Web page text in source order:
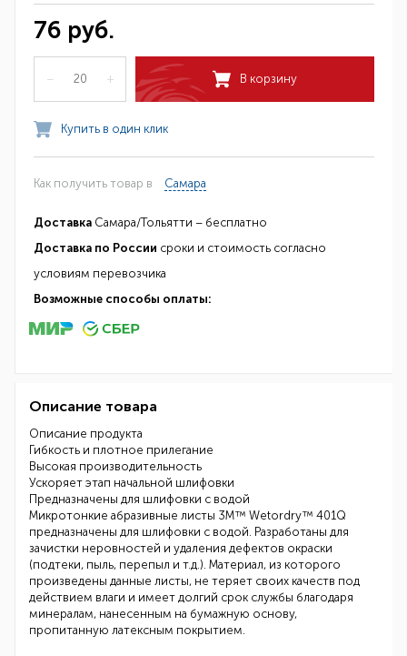
76 руб.
– + В корзину
Купить в один клик
Как получить товар в Самара
Доставка Самара/Тольятти – бесплатно
Доставка по России сроки и стоимость согласно
условиям перевозчика
Возможные способы оплаты:
Описание товара
Описание продукта
Гибкость и плотное прилегание
Высокая производительность
Ускоряет этап начальной шлифовки
Предназначены для шлифовки с водой
Микротонкие абразивные листы 3M™ Wetordry™ 401Q
предназначены для шлифовки с водой. Разработаны для
зачистки неровностей и удаления дефектов окраски
(подтеки, пыль, перепыл и т.д.). Материал, из которого
произведены данные листы, не теряет своих качеств под
действием влаги и имеет долгий срок службы благодаря
минералам, нанесенным на бумажную основу,
пропитанную латексным покрытием.